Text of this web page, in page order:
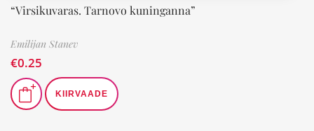
“Virsikuvaras. Tarnovo kuninganna”
Emilijan Stanev
€0.25
KIIRVAADE